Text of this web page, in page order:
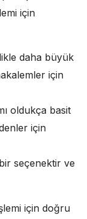
için
daha büyük
için
oldukça basit
için
seçenektir ve
için doğru